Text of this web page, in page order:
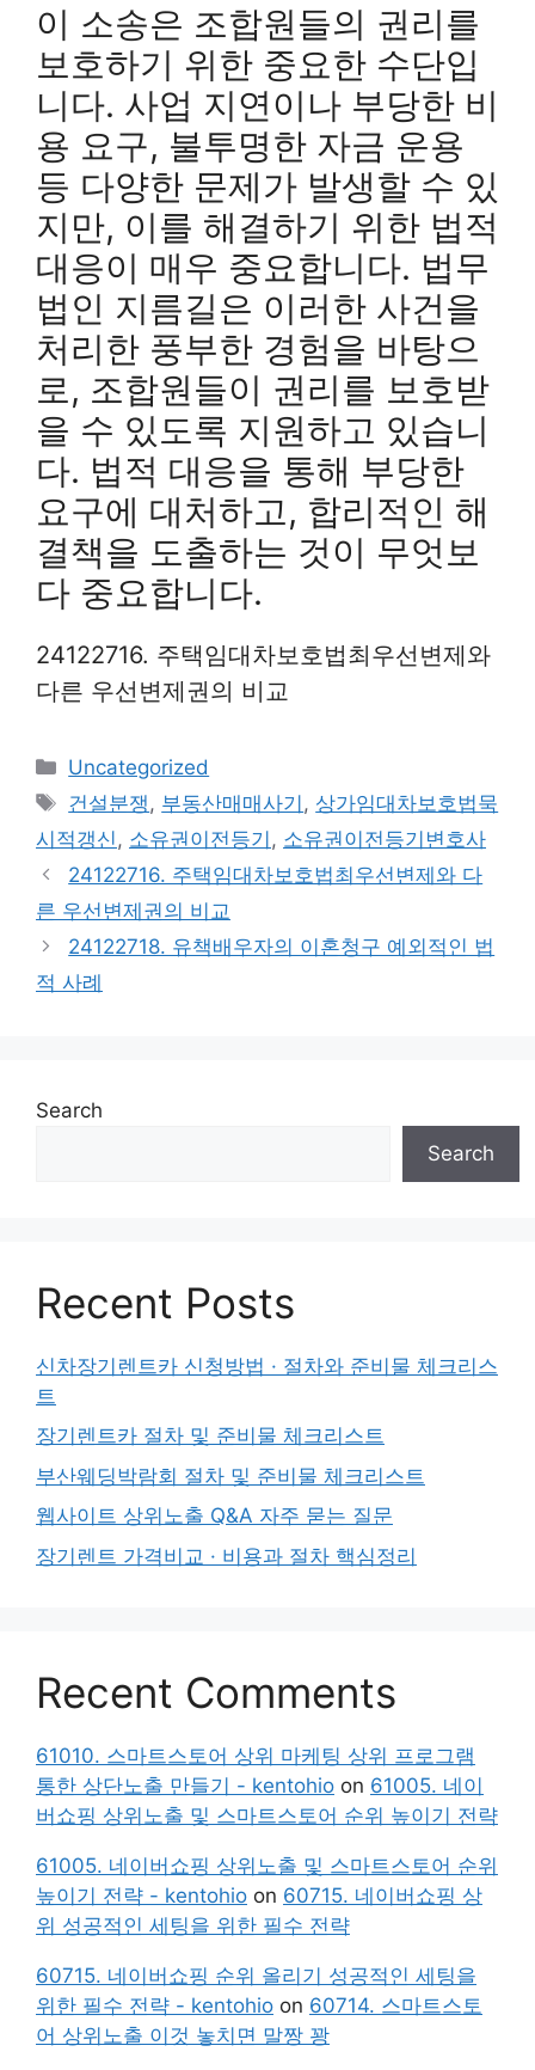
이 소송은 조합원들의 권리를
보호하기 위한 중요한 수단입
니다. 사업 지연이나 부당한 비
용 요구, 불투명한 자금 운용
등 다양한 문제가 발생할 수 있
지만, 이를 해결하기 위한 법적
대응이 매우 중요합니다. 법무
법인 지름길은 이러한 사건을
처리한 풍부한 경험을 바탕으
로, 조합원들이 권리를 보호받
을 수 있도록 지원하고 있습니
다. 법적 대응을 통해 부당한
요구에 대처하고, 합리적인 해
결책을 도출하는 것이 무엇보
다 중요합니다.
24122716. 주택임대차보호법최우선변제와
다른 우선변제권의 비교
Categories
Uncategorized
Tags
건설분쟁 , 부동산매매사기 , 상가임대차보호법묵
시적갱신 , 소유권이전등기 , 소유권이전등기변호사
24122716. 주택임대차보호법최우선변제와 다
른 우선변제권의 비교
24122718. 유책배우자의 이혼청구 예외적인 법
적 사례
Search
Search
Recent Posts
신차장기렌트카 신청방법 · 절차와 준비물 체크리스
트
장기렌트카 절차 및 준비물 체크리스트
부산웨딩박람회 절차 및 준비물 체크리스트
웹사이트 상위노출 Q&A 자주 묻는 질문
장기렌트 가격비교 · 비용과 절차 핵심정리
Recent Comments
61010. 스마트스토어 상위 마케팅 상위 프로그램
통한 상단노출 만들기 - kentohio on 61005. 네이
버쇼핑 상위노출 및 스마트스토어 순위 높이기 전략
61005. 네이버쇼핑 상위노출 및 스마트스토어 순위
높이기 전략 - kentohio on 60715. 네이버쇼핑 상
위 성공적인 세팅을 위한 필수 전략
60715. 네이버쇼핑 순위 올리기 성공적인 세팅을
위한 필수 전략 - kentohio on 60714. 스마트스토
어 상위노출 이것 놓치면 말짱 꽝